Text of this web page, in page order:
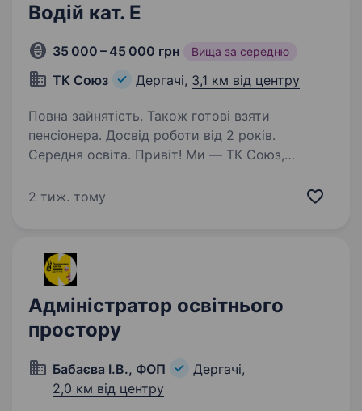
Водій кат. Е
35 000 – 45 000 грн Вища за середню
ТК Союз Дергачі, 3,1 км від центру
Повна зайнятість. Також готові взяти
пенсіонера. Досвід роботи від 2 років.
Середня освіта. Привіт! Ми — ТК Союз,
в Харкові та Харківській області. Наша
ми шукаємо надійного водія…
2 тиж. тому
Адміністратор освітнього
простору
Бабаєва І.В., ФОП
Дергачі,
2,0 км від центру